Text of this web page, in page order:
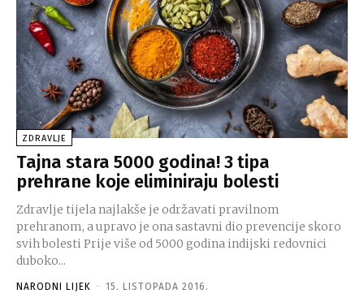
ZDRAVLJE
Tajna stara 5000 godina! 3 tipa
prehrane koje eliminiraju bolesti
Zdravlje tijela najlakše je održavati pravilnom
prehranom, a upravo je ona sastavni dio prevencije skoro
svih bolesti Prije više od 5000 godina indijski redovnici
duboko...
NARODNI LIJEK - 15. LISTOPADA 2016.